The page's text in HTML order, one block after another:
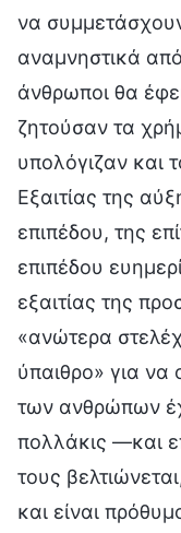
να
αναμνηστικά
άνθρωποι θα
ζητούσαν τα
υπολόγιζαν και
Εξαιτίας της
επιπέδου, της
επιπέδου
εξαιτίας της
«ανώτερα
ύπαιθρο» για να
των ανθρώπων
πολλάκις —και
τους
και είναι